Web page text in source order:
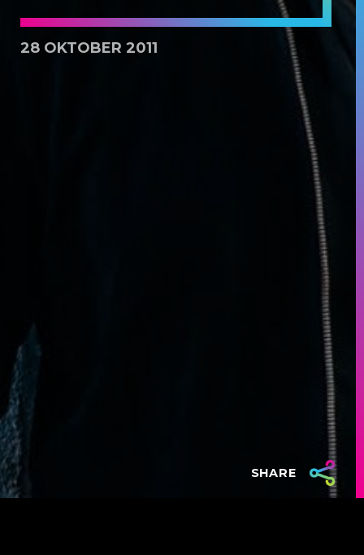
28 OKTOBER 2011
SHARE